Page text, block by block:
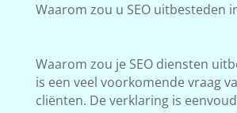
Waarom zou u SEO uitbesteden
Waarom zou je SEO diensten
is een veel voorkomende vraag
cliënten. De verklaring is